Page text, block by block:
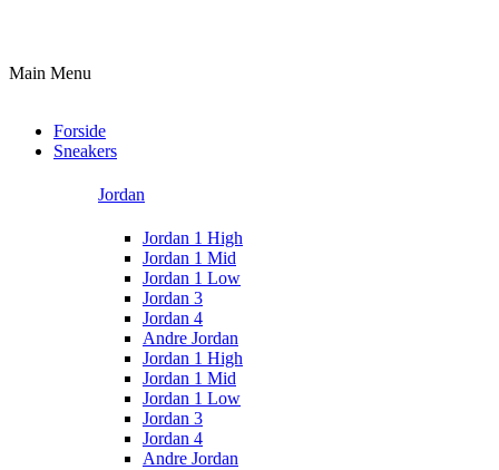
Main Menu
Forside
Sneakers
Jordan
Jordan 1 High
Jordan 1 Mid
Jordan 1 Low
Jordan 3
Jordan 4
Andre Jordan
Jordan 1 High
Jordan 1 Mid
Jordan 1 Low
Jordan 3
Jordan 4
Andre Jordan